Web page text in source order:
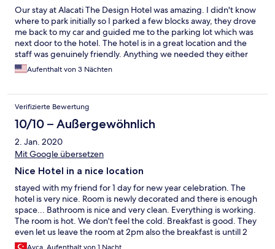
Our stay at Alacati The Design Hotel was amazing. I didn't know
where to park initially so I parked a few blocks away, they drove
me back to my car and guided me to the parking lot which was
next door to the hotel. The hotel is in a great location and the
staff was genuinely friendly. Anything we needed they either
had or would get for us. The hotel was safe and there was
always staff around 24/7. Spacious rooms and a great pool area
traditional Turkish breakfast. I would definitely stay here again.
Aufenthalt von 3 Nächten
Verifizierte Bewertung
10/10 – Außergewöhnlich
2. Jan. 2020
Mit Google übersetzen
Nice Hotel in a nice location
stayed with my friend for 1 day for new year celebration. The
hotel is very nice. Room is newly decorated and there is enough
space... Bathroom is nice and very clean. Everything is working.
The room is hot. We don't feel the cold. Breakfast is good. They
even let us leave the room at 2pm also the breakfast is untill 2
pm. Since the next day is 1st of january and we went to sleep